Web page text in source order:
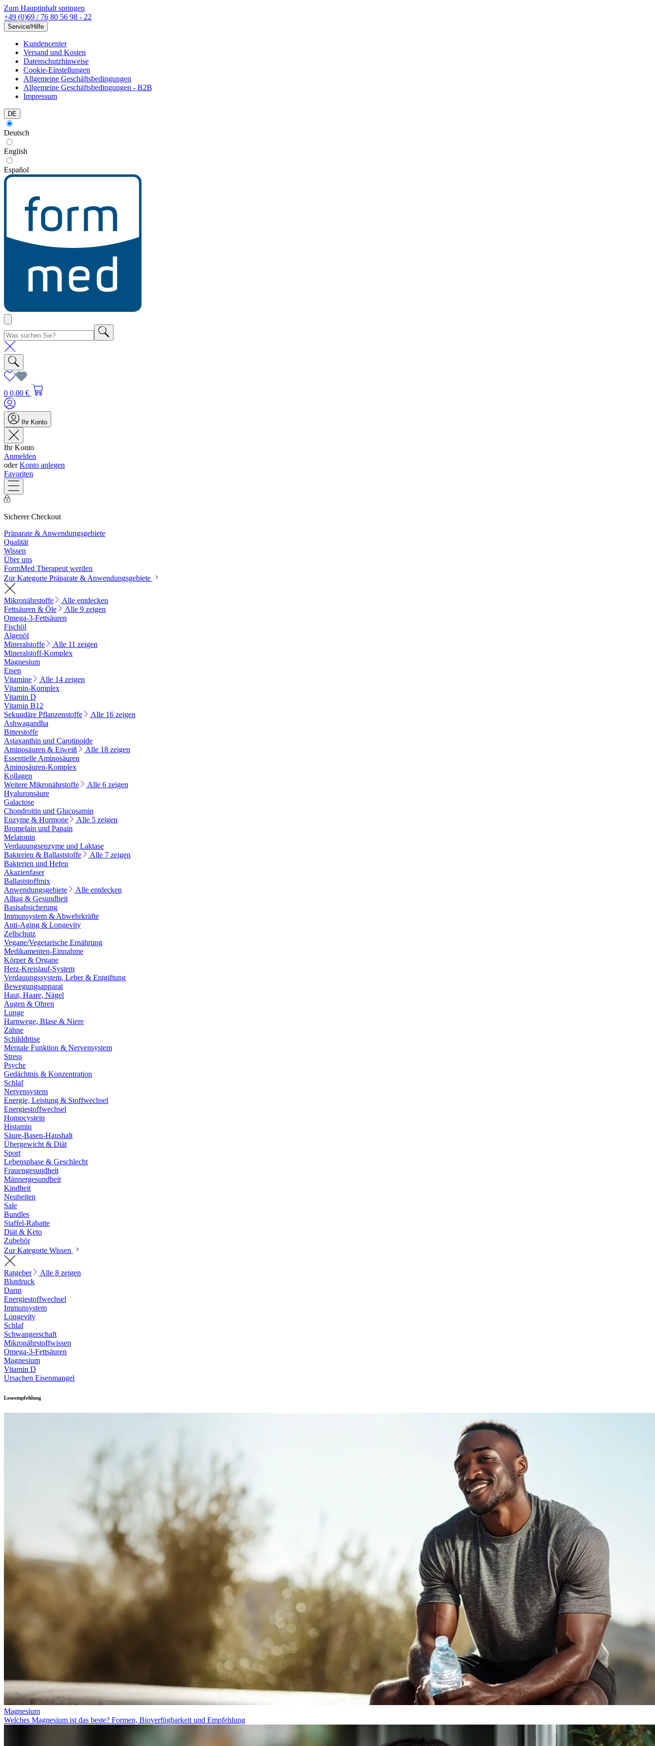
Zum Hauptinhalt springen
+49 (0)69 / 76 80 56 98 - 22
Service/Hilfe
Kundencenter
Versand und Kosten
Datenschutzhinweise
Cookie-Einstellungen
Allgemeine Geschäftsbedingungen
Allgemeine Geschäftsbedingungen - B2B
Impressum
DE
Deutsch
English
Español
0 0,00 €
Ihr Konto
Ihr Konto
Anmelden
oderKonto anlegen
Favoriten
Sicherer Checkout
Präparate & Anwendungsgebiete
Qualität
Wissen
Über uns
FormMed Therapeut werden
Zur Kategorie Präparate & Anwendungsgebiete
Mikronährstoffe
Alle entdecken
Fettsäuren & Öle
Alle 9 zeigen
Omega-3-Fettsäuren
Fischöl
Algenöl
Mineralstoffe
Alle 11 zeigen
Mineralstoff-Komplex
Magnesium
Eisen
Vitamine
Alle 14 zeigen
Vitamin-Komplex
Vitamin D
Vitamin B12
Sekundäre Pflanzenstoffe
Alle 16 zeigen
Ashwagandha
Bitterstoffe
Astaxanthin und Carotinoide
Aminosäuren & Eiweiß
Alle 18 zeigen
Essentielle Aminosäuren
Aminosäuren-Komplex
Kollagen
Weitere Mikronährstoffe
Alle 6 zeigen
Hyaluronsäure
Galactose
Chondroitin und Glucosamin
Enzyme & Hormone
Alle 5 zeigen
Bromelain und Papain
Melatonin
Verdauungsenzyme und Laktase
Bakterien & Ballaststoffe
Alle 7 zeigen
Bakterien und Hefen
Akazienfaser
Ballaststoffmix
Anwendungsgebiete
Alle entdecken
Alltag & Gesundheit
Basisabsicherung
Immunsystem & Abwehrkräfte
Anti-Aging & Longevity
Zellschutz
Vegane/Vegetarische Ernährung
Medikamenten-Einnahme
Körper & Organe
Herz-Kreislauf-System
Verdauungssystem, Leber & Entgiftung
Bewegungsapparat
Haut, Haare, Nägel
Augen & Ohren
Lunge
Harnwege, Blase & Niere
Zähne
Schilddrüse
Mentale Funktion & Nervensystem
Stress
Psyche
Gedächtnis & Konzentration
Schlaf
Nervensystem
Energie, Leistung & Stoffwechsel
Energiestoffwechsel
Homocystein
Histamin
Säure-Basen-Haushalt
Übergewicht & Diät
Sport
Lebensphase & Geschlecht
Frauengesundheit
Männergesundheit
Kindheit
Neuheiten
Sale
Bundles
Staffel-Rabatte
Diät & Keto
Zubehör
Zur Kategorie Wissen
Ratgeber
Alle 8 zeigen
Blutdruck
Darm
Energiestoffwechsel
Immunsystem
Longevity
Schlaf
Schwangerschaft
Mikronährstoffwissen
Omega-3-Fettsäuren
Magnesium
Vitamin D
Ursachen Eisenmangel
Leseempfehlung
Magnesium
Welches Magnesium ist das beste? Formen, Bioverfügbarkeit und Empfehlung